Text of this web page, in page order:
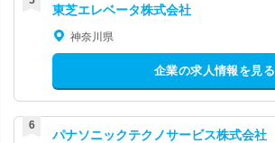
東芝エレベータ株式会社
神奈川県
企業の求人情報を見る
パナソニックテクノサービス株式会社